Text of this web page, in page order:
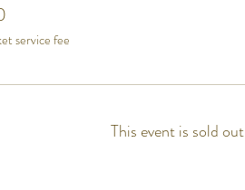
service fee
This event is sold out